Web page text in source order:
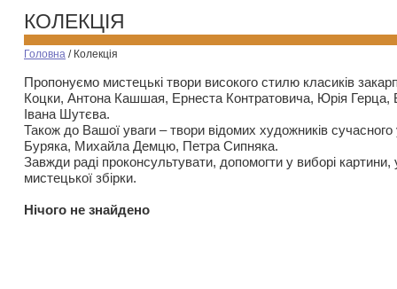
КОЛЕКЦІЯ
Головна / Колекція
Пропонуємо мистецькі твори високого стилю класиків
Коцки, Антона Кашшая, Ернеста Контратовича, Юрія
Івана Шутєва.
Також до Вашої уваги – твори відомих художників
Буряка, Михайла Демцю, Петра Сипняка.
Завжди раді проконсультувати, допомогти у виборі картини,
мистецької збірки.
Нiчого не знайдено